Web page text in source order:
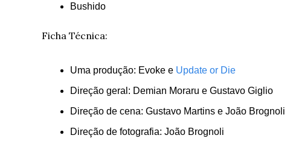
Bushido
Ficha Técnica:
Uma produção: Evoke e Update or Die
Direção geral: Demian Moraru e Gustavo Giglio
Direção de cena: Gustavo Martins e João Brognoli
Direção de fotografia: João Brognoli